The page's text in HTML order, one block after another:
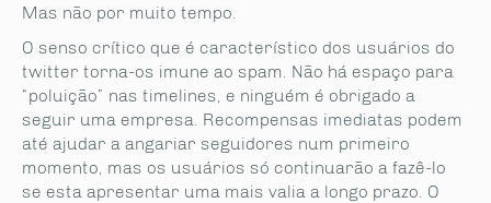
Mas não por muito tempo.
O senso crítico que é característico dos usuários do
twitter torna-os imune ao spam. Não há espaço para
“poluição” nas timelines, e ninguém é obrigado a
seguir uma empresa. Recompensas imediatas podem
até ajudar a angariar seguidores num primeiro
momento, mas os usuários só continuarão a fazê-lo
se esta apresentar uma mais valia a longo prazo. O